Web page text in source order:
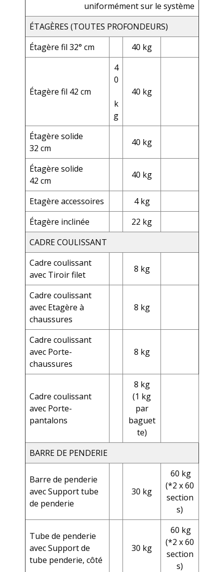
uniformément sur le système
ÉTAGÈRES (TOUTES PROFONDEURS)
Étagère fil 32° cm
40 kg
Étagère fil 42 cm
4
0
k
g
40 kg
Étagère solide
32 cm
40 kg
Étagère solide
42 cm
40 kg
Etagère accessoires
4 kg
Étagère inclinée
22 kg
CADRE COULISSANT
Cadre coulissant
avec Tiroir filet
8 kg
Cadre coulissant
avec Etagère à
chaussures
8 kg
Cadre coulissant
avec Porte-
chaussures
8 kg
Cadre coulissant
avec Porte-
pantalons
8 kg
(1 kg
par
baguet
te)
BARRE DE PENDERIE
Barre de penderie
avec Support tube
de penderie
30 kg
60 kg
(*2 x 60
section
s)
Tube de penderie
avec Support de
tube penderie, côté
30 kg
60 kg
(*2 x 60
section
s)